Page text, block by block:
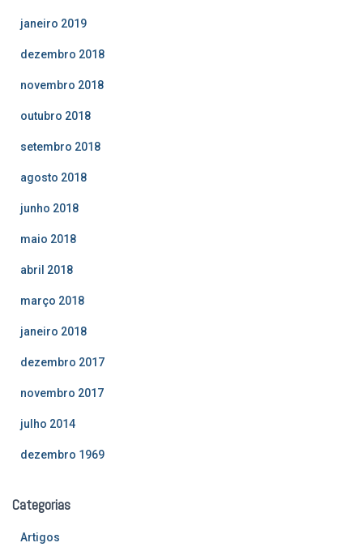
janeiro 2019
dezembro 2018
novembro 2018
outubro 2018
setembro 2018
agosto 2018
junho 2018
maio 2018
abril 2018
março 2018
janeiro 2018
dezembro 2017
novembro 2017
julho 2014
dezembro 1969
Categorias
Artigos